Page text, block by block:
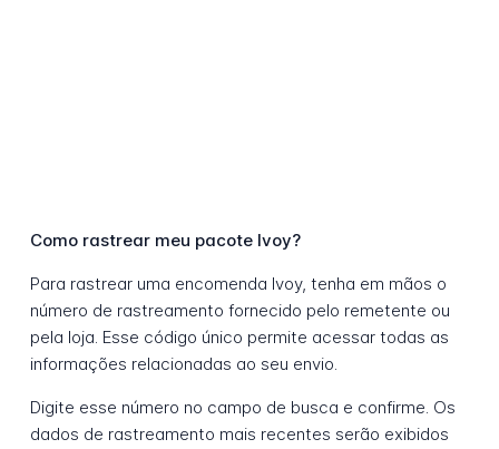
Como rastrear meu pacote Ivoy?
Para rastrear uma encomenda Ivoy, tenha em mãos o
número de rastreamento fornecido pelo remetente ou
pela loja. Esse código único permite acessar todas as
informações relacionadas ao seu envio.
Digite esse número no campo de busca e confirme. Os
dados de rastreamento mais recentes serão exibidos